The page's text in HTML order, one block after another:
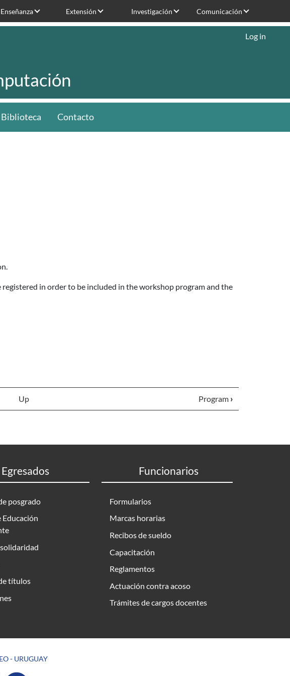
Enseñanza Extensión Investigación Comunicación
Log in
Biblioteca Contacto
registered in order to be included in the workshop program and the
Up Program ›
Egresados
posgrado
Educación
títulos
Funcionarios
Formularios
Marcas horarias
Recibos de sueldo
Capacitación
Reglamentos
Actuación contra acoso
Trámites de cargos docentes
- URUGUAY